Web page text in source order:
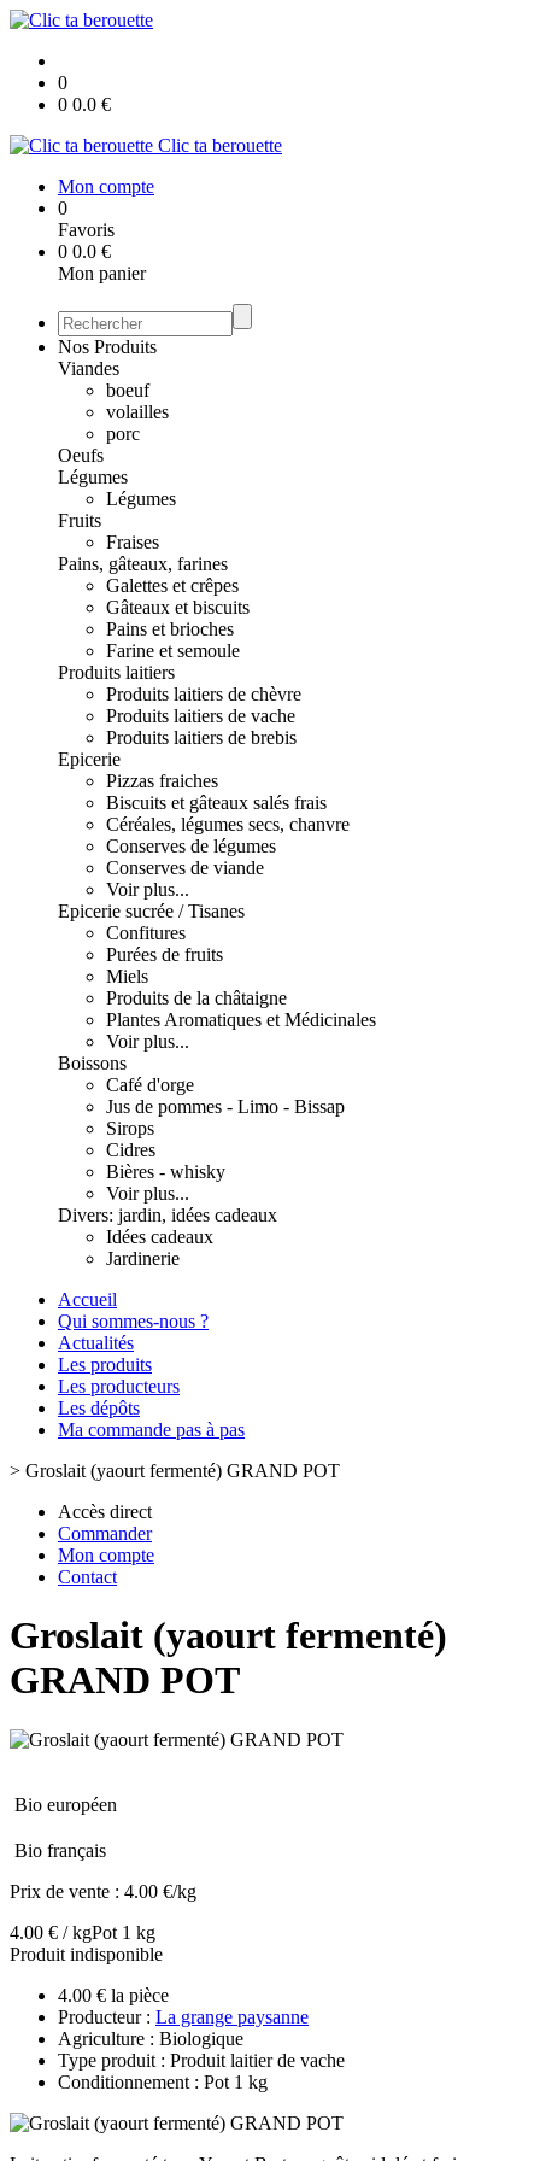
0
0 0.0 €
Clic ta berouette
Mon compte
0
Favoris
0 0.0 €
Mon panier
Nos Produits
Viandes
boeuf
volailles
porc
Oeufs
Légumes
Légumes
Fruits
Fraises
Pains, gâteaux, farines
Galettes et crêpes
Gâteaux et biscuits
Pains et brioches
Farine et semoule
Produits laitiers
Produits laitiers de chèvre
Produits laitiers de vache
Produits laitiers de brebis
Epicerie
Pizzas fraiches
Biscuits et gâteaux salés frais
Céréales, légumes secs, chanvre
Conserves de légumes
Conserves de viande
Voir plus...
Epicerie sucrée / Tisanes
Confitures
Purées de fruits
Miels
Produits de la châtaigne
Plantes Aromatiques et Médicinales
Voir plus...
Boissons
Café d'orge
Jus de pommes - Limo - Bissap
Sirops
Cidres
Bières - whisky
Voir plus...
Divers: jardin, idées cadeaux
Idées cadeaux
Jardinerie
Accueil
Qui sommes-nous ?
Actualités
Les produits
Les producteurs
Les dépôts
Ma commande pas à pas
> Groslait (yaourt fermenté) GRAND POT
Accès direct
Commander
Mon compte
Contact
Groslait (yaourt fermenté)
GRAND POT
Bio européen
Bio français
Prix de vente : 4.00 €/kg
4.00 € / kgPot 1 kg
Produit indisponible
4.00 € la pièce
Producteur : La grange paysanne
Agriculture : Biologique
Type produit : Produit laitier de vache
Conditionnement : Pot 1 kg